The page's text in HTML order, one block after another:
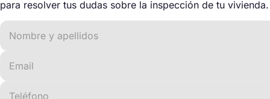
para resolver tus dudas sobre la inspección de tu vivienda.